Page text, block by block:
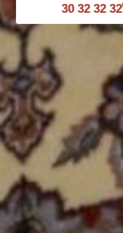
30 32 32 32